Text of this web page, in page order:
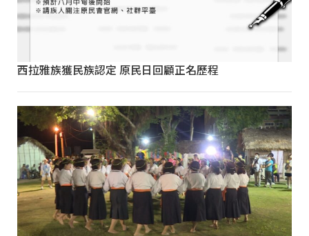
西拉雅族獲民族認定 原民日回顧正名歷程